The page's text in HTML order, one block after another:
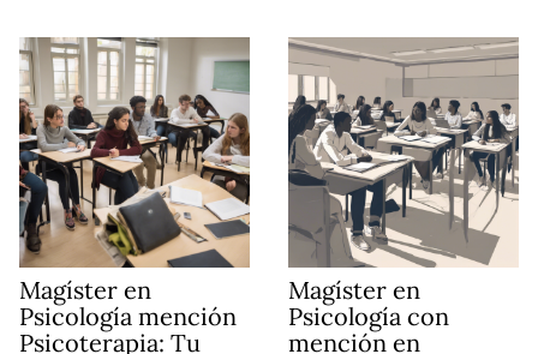
Magíster en
Psicología mención
Psicoterapia: Tu
Magíster en
Psicología con
mención en